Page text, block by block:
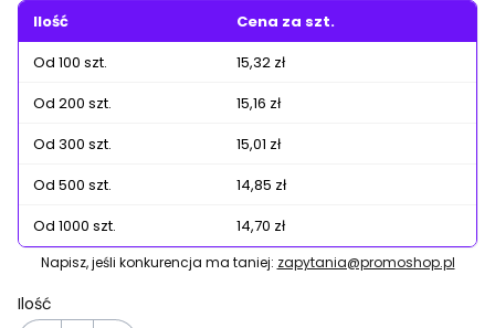
Ilość
Cena za szt.
Od 100 szt.
15,32 zł
Od 200 szt.
15,16 zł
Od 300 szt.
15,01 zł
Od 500 szt.
14,85 zł
Od 1000 szt.
14,70 zł
Napisz, jeśli konkurencja ma taniej: zapytania@promoshop.pl
Ilość